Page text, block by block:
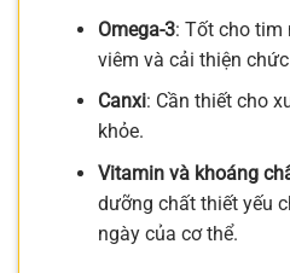
Omega-3: Tốt cho tim
viêm và cải thiện
Canxi: Cần thiết cho
khỏe.
Vitamin và khoáng
dưỡng chất thiết yếu
ngày của cơ thể.